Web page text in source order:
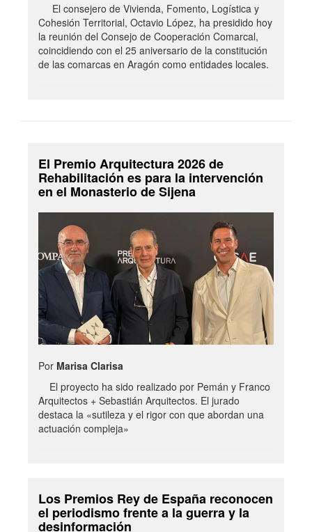
El consejero de Vivienda, Fomento, Logística y
Cohesión Territorial, Octavio López, ha presidido hoy
la reunión del Consejo de Cooperación Comarcal,
coincidiendo con el 25 aniversario de la constitución
de las comarcas en Aragón como entidades locales.
El Premio Arquitectura 2026 de
Rehabilitación es para la intervención
en el Monasterio de Sijena
Por Marisa Clarisa
El proyecto ha sido realizado por Pemán y Franco
Arquitectos + Sebastián Arquitectos. El jurado
destaca la «sutileza y el rigor con que abordan una
actuación compleja»
Los Premios Rey de España reconocen
el periodismo frente a la guerra y la
desinformación